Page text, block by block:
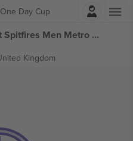
Day Cup
Belépés
Gloucestershire Men vs Kent Spitfires Men Metro Bank One Day Cup jegyek
Kingdom